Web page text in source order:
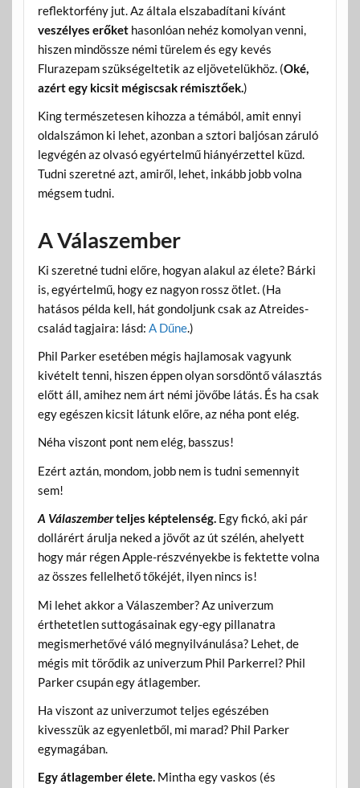
reflektorfény jut. Az általa elszabadítani kívánt
veszélyes erőkethasonlóan nehéz komolyan venni,
hiszen mindössze némi türelem és egy kevés
Flurazepam szükségeltetik az eljövetelükhöz. (Oké,
azért egy kicsit mégiscsak rémisztőek.)
King természetesen kihozza a témából, amit ennyi
oldalszámon ki lehet, azonban a sztori baljósan záruló
legvégén az olvasó egyértelmű hiányérzettel küzd.
Tudni szeretné azt, amiről, lehet, inkább jobb volna
mégsem tudni.
A Válaszember
Ki szeretné tudni előre, hogyan alakul az élete? Bárki
is, egyértelmű, hogy ez nagyon rossz ötlet. (Ha
hatásos példa kell, hát gondoljunk csak az Atreides-
család tagjaira: lásd: A Dűne.)
Phil Parker esetében mégis hajlamosak vagyunk
kivételt tenni, hiszen éppen olyan sorsdöntő választás
előtt áll, amihez nem árt némi jövőbe látás. És ha csak
egy egészen kicsit látunk előre, az néha pont elég.
Néha viszont pont nem elég, basszus!
Ezért aztán, mondom, jobb nem is tudni semennyit
sem!
A Válaszemberteljes képtelenség. Egy fickó, aki pár
dollárért árulja neked a jövőt az út szélén, ahelyett
hogy már régen Apple-részvényekbe is fektette volna
az összes fellelhető tőkéjét, ilyen nincs is!
Mi lehet akkor a Válaszember? Az univerzum
érthetetlen suttogásainak egy-egy pillanatra
megismerhetővé váló megnyilvánulása? Lehet, de
mégis mit törődik az univerzum Phil Parkerrel? Phil
Parker csupán egy átlagember.
Ha viszont az univerzumot teljes egészében
kivesszük az egyenletből, mi marad? Phil Parker
egymagában.
Egy átlagember élete. Mintha egy vaskos (és